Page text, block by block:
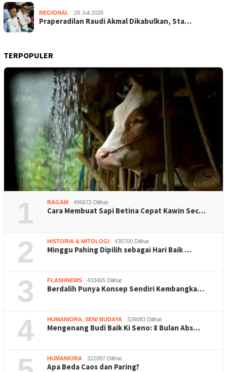
REGIONAL 29 Juli 2026
Praperadilan Raudi Akmal Dikabulkan, Sta…
TERPOPULER
1 RAGAM 496672 Dilihat
Cara Membuat Sapi Betina Cepat Kawin Sec…
2 HISTORIA & MITOLOGI 435700 Dilihat
Minggu Pahing Dipilih sebagai Hari Baik …
3 FLASHNEWS 433465 Dilihat
Berdalih Punya Konsep Sendiri Kembangka…
4 HUMANIORA SENI BUDAYA 326083 Dilihat
Mengenang Budi Baik Ki Seno: 8 Bulan Abs…
HUMANIORA 322087 Dilihat
Apa Beda Caos dan Paring?